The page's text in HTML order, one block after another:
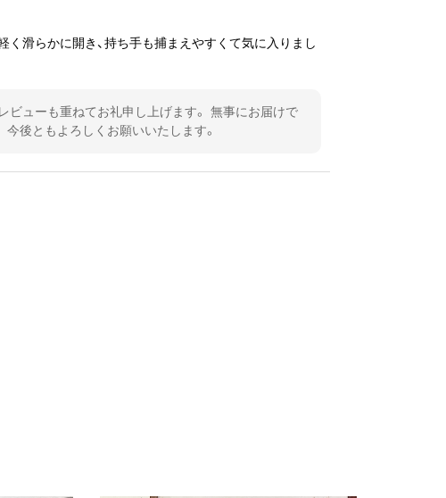
滑らかに開き、持ち手も捕まえやすくて気に入りまし
ビューも重ねてお礼申し上げます。 無事にお届けで
後ともよろしくお願いいたします。